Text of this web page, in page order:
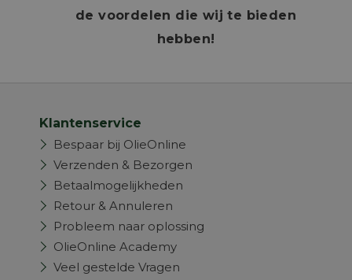
de voordelen die wij te bieden
hebben!
Klantenservice
Bespaar bij OlieOnline
Verzenden & Bezorgen
Betaalmogelijkheden
Retour & Annuleren
Probleem naar oplossing
OlieOnline Academy
Veel gestelde Vragen